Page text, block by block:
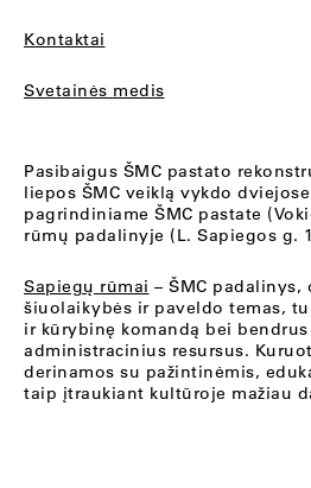
Kontaktai
Svetainės medis
Pasibaigus ŠMC pastato
liepos ŠMC veiklą vykdo
pagrindiniame ŠMC pastate
rūmų padalinyje (L. Sapiegos g.
Sapiegų rūmai – ŠMC
šiuolaikybės ir paveldo temas,
ir kūrybinę komandą bei bendrus
administracinius resursus.
derinamos su pažintinėmis,
taip įtraukiant kultūroje mažiau